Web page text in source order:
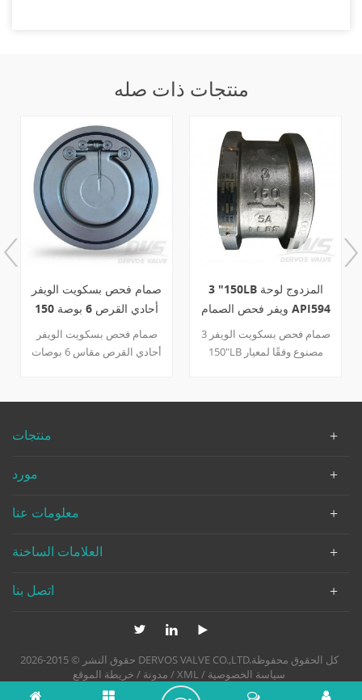
منتجات ذات صله
صمام فحص بسكويت الويفر
أحادي القرص 6 بوصة 150
رطل
صمام فحص بسكويت الويفر
أحادي القرص مقاس 6 بوصات
واحد ووصلة رقاقة . سيكون لديه
3 "150LB المزدوج لوحة
ويفر فحص الصمام API594
A995 5A
صمام فحص بسكويت الويفر 3
"150LB مصنوع وفقًا لمعيار
الهيكلية للنوع المدمج واللوحة
منتجات
مورد
معلومات عنا
العلامات الساخنة
اتصل بنا
حقوق النشر © 2015-2026 DERVOS VALVE CO.,LTD.كل الحقوق محفوظة
مدونة / خريطة الموقع /XML/ سياسة الخصوصية